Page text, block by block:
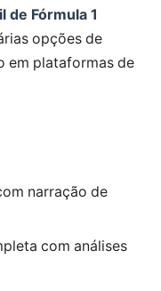
de Fórmula 1
opções de
em plataformas de
narração de
com análises